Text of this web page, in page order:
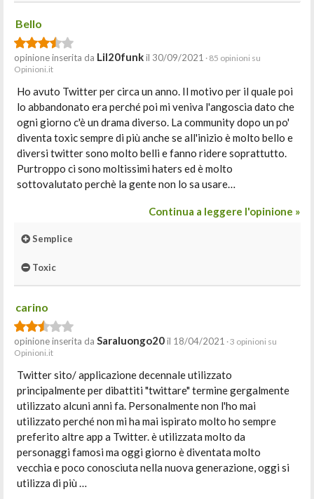
Bello
opinione inserita da Lil20funkil 30/09/2021 · 85 opinioni su
Opinioni.it
Ho avuto Twitter per circa un anno. Il motivo per il quale poi
lo abbandonato era perché poi mi veniva l'angoscia dato che
ogni giorno c'è un drama diverso. La community dopo un po'
diventa toxic sempre di più anche se all'inizio è molto bello e
diversi twitter sono molto belli e fanno ridere soprattutto.
Purtroppo ci sono moltissimi haters ed è molto
sottovalutato perchè la gente non lo sa usare…
Continua a leggere l'opinione »
Semplice
Toxic
carino
opinione inserita da Saraluongo20il 18/04/2021 · 3 opinioni su
Opinioni.it
Twitter sito/ applicazione decennale utilizzato
principalmente per dibattiti "twittare" termine gergalmente
utilizzato alcuni anni fa. Personalmente non l'ho mai
utilizzato perché non mi ha mai ispirato molto ho sempre
preferito altre app a Twitter. è utilizzata molto da
personaggi famosi ma oggi giorno è diventata molto
vecchia e poco conosciuta nella nuova generazione, oggi si
utilizza di più …